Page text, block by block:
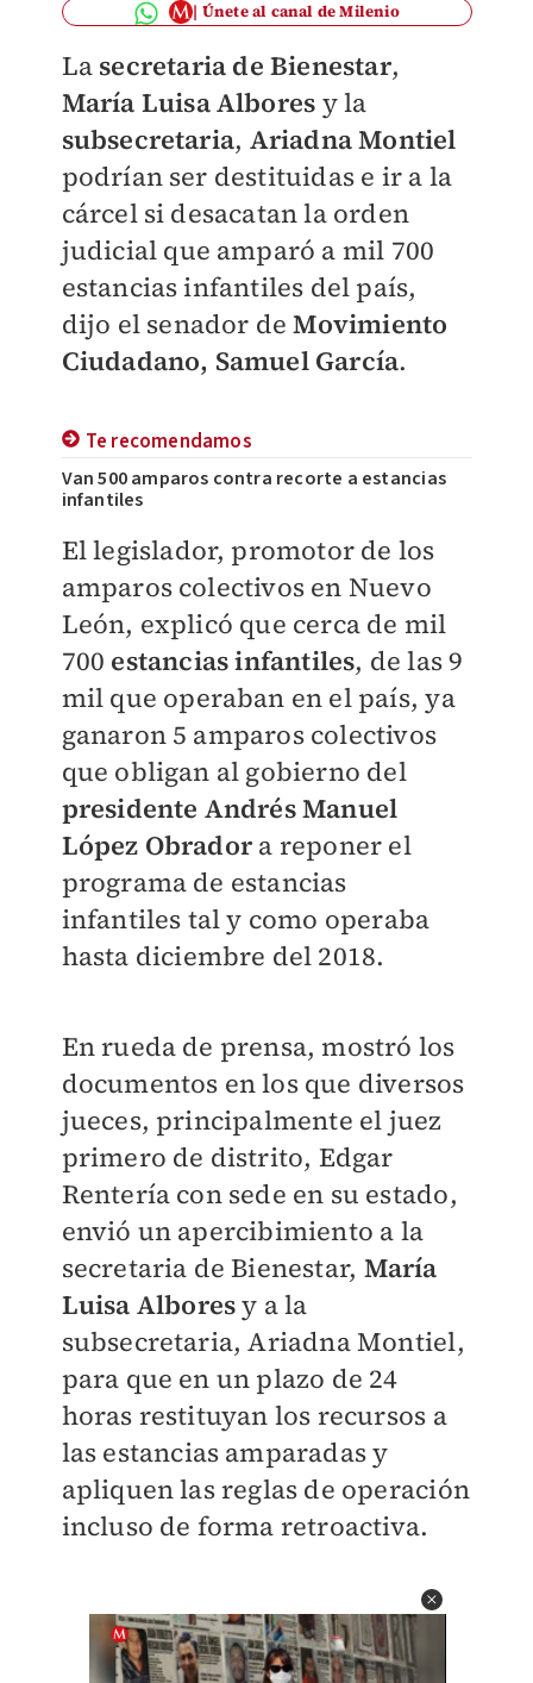
Únete al canal de Milenio
La secretaria de Bienestar,
María Luisa Albores y la
subsecretaria, Ariadna Montiel
podrían ser destituidas e ir a la
cárcel si desacatan la orden
judicial que amparó a mil 700
estancias infantiles del país,
dijo el senador deMovimiento
Ciudadano, Samuel García.
Te recomendamos
Van 500 amparos contra recorte a estancias
infantiles
El legislador, promotor de los
amparos colectivos en Nuevo
León, explicó que cerca de mil
700 estancias infantiles, de las 9
mil que operaban en el país, ya
ganaron 5 amparos colectivos
que obligan al gobierno del
presidente Andrés Manuel
López Obradora reponer el
programa de estancias
infantiles tal y como operaba
hasta diciembre del 2018.
En rueda de prensa, mostró los
documentos en los que diversos
jueces, principalmente el juez
primero de distrito, Edgar
Rentería con sede en su estado,
envió un apercibimiento a la
secretaria de Bienestar, María
Luisa Alboresy a la
subsecretaria, Ariadna Montiel,
para que en un plazo de 24
horas restituyan los recursos a
las estancias amparadas y
apliquen las reglas de operación
incluso de forma retroactiva.